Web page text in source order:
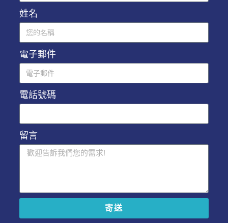
姓名
電子郵件
電話號碼
留言
寄送